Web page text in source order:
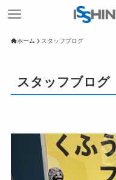
ホーム スタッフブログ
スタッフブログ